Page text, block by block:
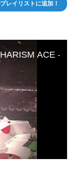
レイリストに追加！
ACE -